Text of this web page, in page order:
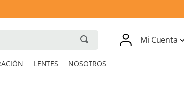
Mi Cuenta